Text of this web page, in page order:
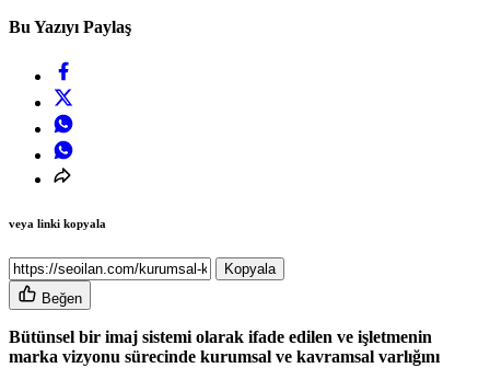
Bu Yazıyı Paylaş
veya linki kopyala
Kopyala
Beğen
Bütünsel bir imaj sistemi olarak ifade edilen ve işletmenin
marka vizyonu sürecinde kurumsal ve kavramsal varlığını